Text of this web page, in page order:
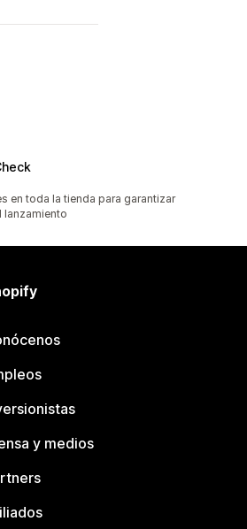
en toda la tienda para garantizar
lanzamiento
y medios